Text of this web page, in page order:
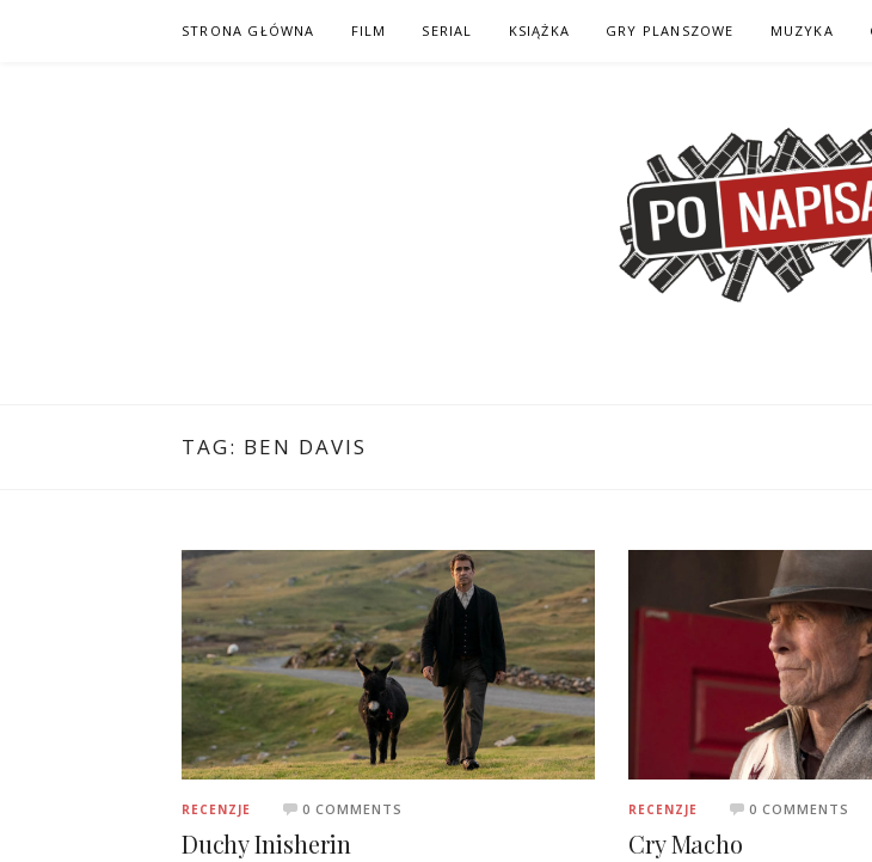
STRONA GŁÓWNA FILM SERIAL KSIĄŻKA GRY PLANSZOWE MUZYKA
TAG: BEN DAVIS
RECENZJE 0 COMMENTS
Duchy Inisherin
RECENZJE 0 COMMENTS
Cry Macho